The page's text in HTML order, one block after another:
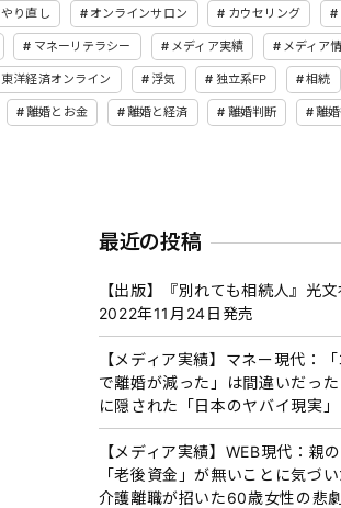
やり直し オンラインサロン カウセリング
マネーリテラシー メディア実績 メディア
東洋経済オンライン 浮気 独立系FP 相続
離婚とお金 離婚と経済 離婚判断 離
最近の投稿
【出版】『別れても相続人』光
2022年11月24日発売
【メディア実績】マネー現代：
で離婚が減った」は間違いだっ
に隠された「日本のヤバイ現実」
【メディア実績】WEB現代：親の
「老後資金」が無いことに気づい
介護離職が招いた60歳女性の悲劇